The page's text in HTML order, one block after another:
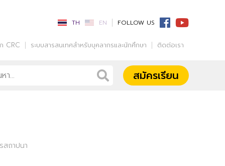
FOLLOW US
TH EN
CRC ระบบสารสนเทศสำหรับบุคลากรและนักศึกษา ติดต่อเรา
สมัครเรียน
สถาปนา